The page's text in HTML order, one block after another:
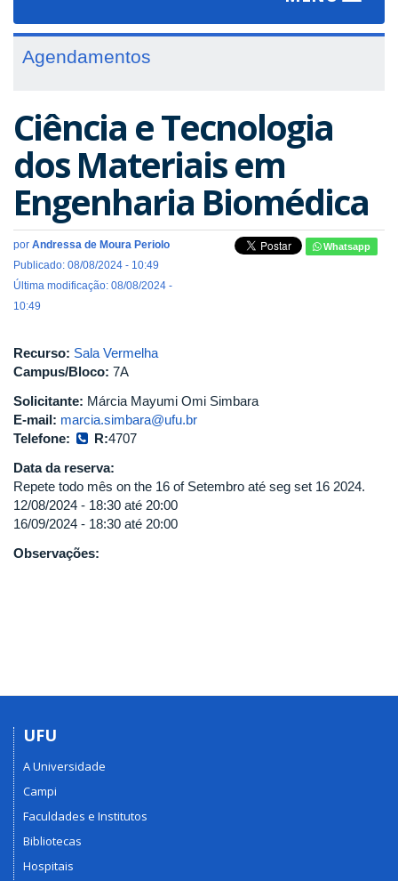
Agendamentos
Ciência e Tecnologia
dos Materiais em
Engenharia Biomédica
por Andressa de Moura Periolo
Publicado: 08/08/2024 - 10:49
Última modificação: 08/08/2024 -
10:49
Whatsapp
Recurso: Sala Vermelha
Campus/Bloco: 7A
Solicitante: Márcia Mayumi Omi Simbara
E-mail: marcia.simbara@ufu.br
Telefone:
R:4707
Data da reserva:
Repete todo mês on the 16 of Setembro até seg set 16 2024.
12/08/2024 - 18:30 até 20:00
16/09/2024 - 18:30 até 20:00
Observações:
UFU
A Universidade
Campi
Faculdades e Institutos
Bibliotecas
Hospitais